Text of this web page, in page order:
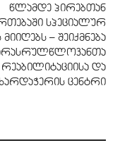
წლამდე პირებთან
სპეციალურ
– შეიქმნება
რეაბილიტაციისა და
ცენტრი